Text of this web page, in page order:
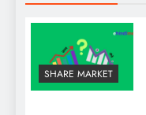
SHARE MARKET